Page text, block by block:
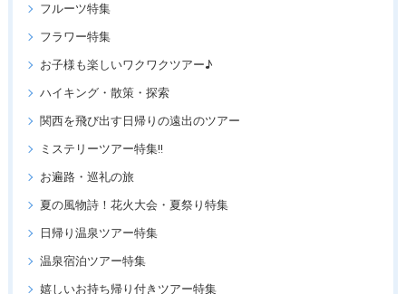
フルーツ特集
フラワー特集
お子様も楽しいワクワクツアー♪
ハイキング・散策・探索
関西を飛び出す日帰りの遠出のツアー
ミステリーツアー特集!!
お遍路・巡礼の旅
夏の風物詩！花火大会・夏祭り特集
日帰り温泉ツアー特集
温泉宿泊ツアー特集
嬉しいお持ち帰り付きツアー特集